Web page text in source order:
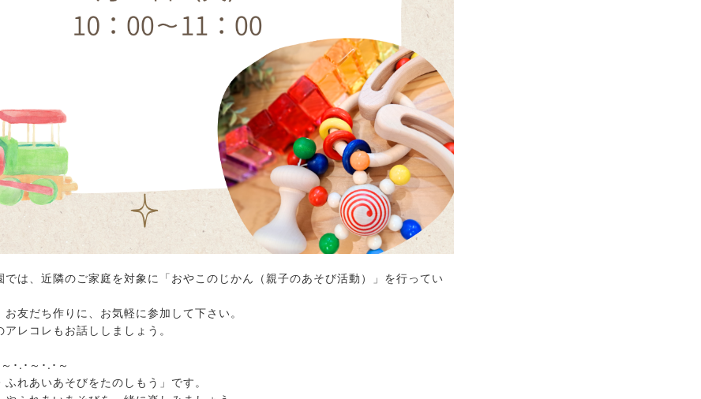
では、近隣のご家庭を対象に「おやこのじかん（親子のあそび活動）」を行ってい
友だち作りに、お気軽に参加して下さい。
レコレもお話ししましょう。
･.･～･.･～
れあいあそびをたのしもう」です。